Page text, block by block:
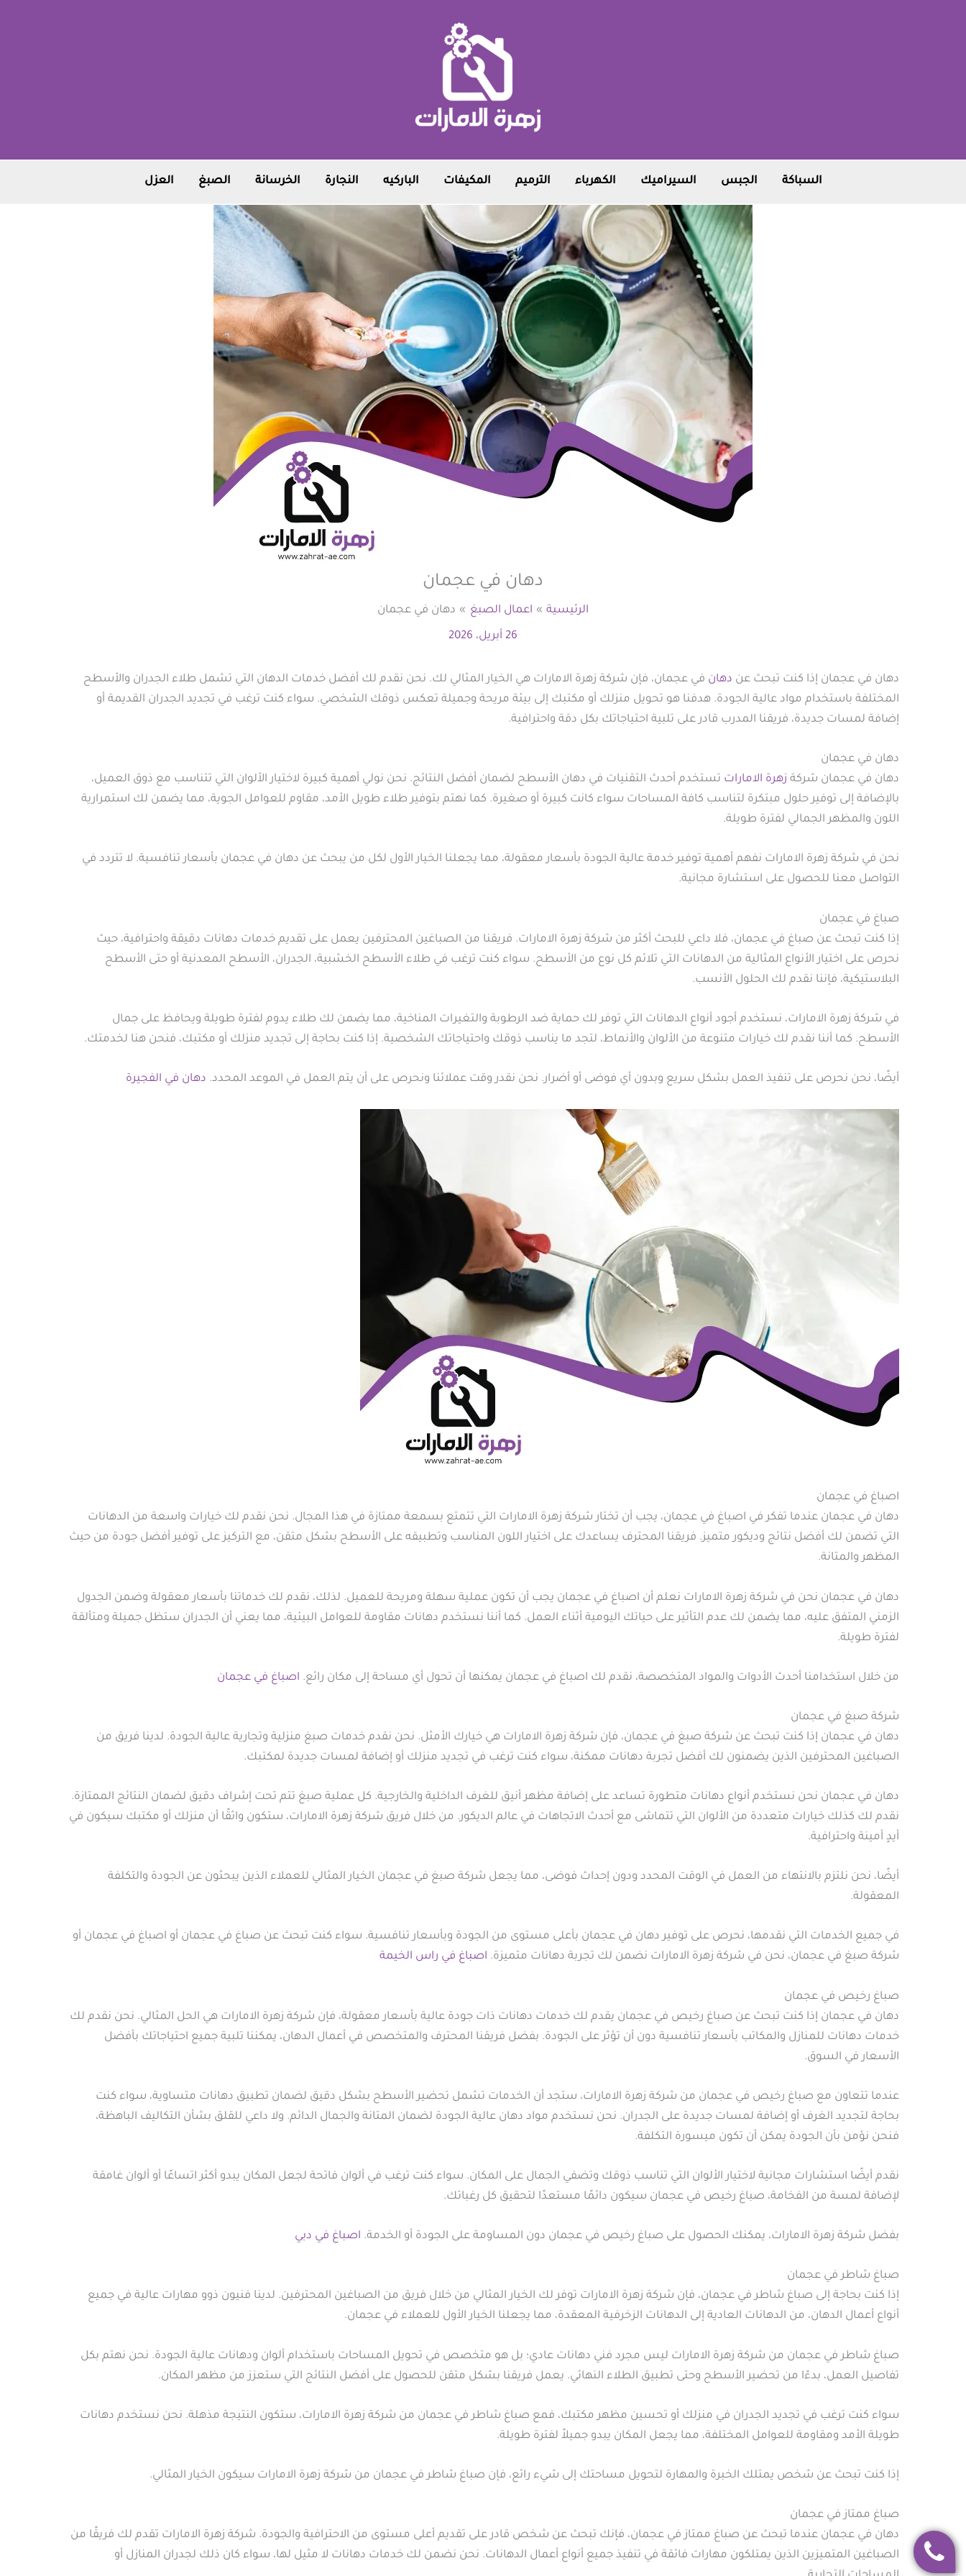
السباكة الجبس السيراميك الكهرباء الترميم المكيفات الباركيه النجارة الخرسانة الصبغ العزل
دهان في عجمان
الرئيسية اعمال الصبغ دهان في عجمان
26 أبريل، 2026
دهان في عجمان إذا كنت تبحث عن دهان في عجمان، فإن شركة زهرة الامارات هي الخيار المثالي لك. نحن نقدم لك أفضل خدمات الدهان التي تشمل طلاء الجدران والأسطح
المختلفة باستخدام مواد عالية الجودة. هدفنا هو تحويل منزلك أو مكتبك إلى بيئة مريحة وجميلة تعكس ذوقك الشخصي. سواء كنت ترغب في تجديد الجدران القديمة أو
إضافة لمسات جديدة، فريقنا المدرب قادر على تلبية احتياجاتك بكل دقة واحترافية.
دهان في عجمان
دهان في عجمان شركة زهرة الامارات تستخدم أحدث التقنيات في دهان الأسطح لضمان أفضل النتائج. نحن نولي أهمية كبيرة لاختيار الألوان التي تتناسب مع ذوق العميل،
بالإضافة إلى توفير حلول مبتكرة لتناسب كافة المساحات سواء كانت كبيرة أو صغيرة. كما نهتم بتوفير طلاء طويل الأمد، مقاوم للعوامل الجوية، مما يضمن لك استمرارية
اللون والمظهر الجمالي لفترة طويلة.
نحن في شركة زهرة الامارات نفهم أهمية توفير خدمة عالية الجودة بأسعار معقولة، مما يجعلنا الخيار الأول لكل من يبحث عن دهان في عجمان بأسعار تنافسية. لا تتردد في
التواصل معنا للحصول على استشارة مجانية.
صباغ في عجمان
إذا كنت تبحث عن صباغ في عجمان، فلا داعي للبحث أكثر من شركة زهرة الامارات. فريقنا من الصباغين المحترفين يعمل على تقديم خدمات دهانات دقيقة واحترافية، حيث
نحرص على اختيار الأنواع المثالية من الدهانات التي تلائم كل نوع من الأسطح. سواء كنت ترغب في طلاء الأسطح الخشبية، الجدران، الأسطح المعدنية أو حتى الأسطح
البلاستيكية، فإننا نقدم لك الحلول الأنسب.
في شركة زهرة الامارات، نستخدم أجود أنواع الدهانات التي توفر لك حماية ضد الرطوبة والتغيرات المناخية، مما يضمن لك طلاء يدوم لفترة طويلة ويحافظ على جمال
الأسطح. كما أننا نقدم لك خيارات متنوعة من الألوان والأنماط، لتجد ما يناسب ذوقك واحتياجاتك الشخصية. إذا كنت بحاجة إلى تجديد منزلك أو مكتبك، فنحن هنا لخدمتك.
أيضًا، نحن نحرص على تنفيذ العمل بشكل سريع وبدون أي فوضى أو أضرار. نحن نقدر وقت عملائنا ونحرص على أن يتم العمل في الموعد المحدد. دهان في الفجيرة
اصباغ في عجمان
دهان في عجمان عندما تفكر في اصباغ في عجمان، يجب أن تختار شركة زهرة الامارات التي تتمتع بسمعة ممتازة في هذا المجال. نحن نقدم لك خيارات واسعة من الدهانات
التي تضمن لك أفضل نتائج وديكور متميز. فريقنا المحترف يساعدك على اختيار اللون المناسب وتطبيقه على الأسطح بشكل متقن، مع التركيز على توفير أفضل جودة من حيث
المظهر والمتانة.
دهان في عجمان نحن في شركة زهرة الامارات نعلم أن اصباغ في عجمان يجب أن تكون عملية سهلة ومريحة للعميل. لذلك، نقدم لك خدماتنا بأسعار معقولة وضمن الجدول
الزمني المتفق عليه، مما يضمن لك عدم التأثير على حياتك اليومية أثناء العمل. كما أننا نستخدم دهانات مقاومة للعوامل البيئية، مما يعني أن الجدران ستظل جميلة ومتألقة
لفترة طويلة.
من خلال استخدامنا أحدث الأدوات والمواد المتخصصة، نقدم لك اصباغ في عجمان يمكنها أن تحول أي مساحة إلى مكان رائع. اصباغ في عجمان
شركة صبغ في عجمان
دهان في عجمان إذا كنت تبحث عن شركة صبغ في عجمان، فإن شركة زهرة الامارات هي خيارك الأمثل. نحن نقدم خدمات صبغ منزلية وتجارية عالية الجودة. لدينا فريق من
الصباغين المحترفين الذين يضمنون لك أفضل تجربة دهانات ممكنة، سواء كنت ترغب في تجديد منزلك أو إضافة لمسات جديدة لمكتبك.
دهان في عجمان نحن نستخدم أنواع دهانات متطورة تساعد على إضافة مظهر أنيق للغرف الداخلية والخارجية. كل عملية صبغ تتم تحت إشراف دقيق لضمان النتائج الممتازة.
نقدم لك كذلك خيارات متعددة من الألوان التي تتماشى مع أحدث الاتجاهات في عالم الديكور. من خلال فريق شركة زهرة الامارات، ستكون واثقًا أن منزلك أو مكتبك سيكون في
أيدٍ أمينة واحترافية.
أيضًا، نحن نلتزم بالانتهاء من العمل في الوقت المحدد ودون إحداث فوضى، مما يجعل شركة صبغ في عجمان الخيار المثالي للعملاء الذين يبحثون عن الجودة والتكلفة
المعقولة.
في جميع الخدمات التي نقدمها، نحرص على توفير دهان في عجمان بأعلى مستوى من الجودة وبأسعار تنافسية. سواء كنت تبحث عن صباغ في عجمان أو اصباغ في عجمان أو
شركة صبغ في عجمان، نحن في شركة زهرة الامارات نضمن لك تجربة دهانات متميزة. اصباغ في راس الخيمة
صباغ رخيص في عجمان
دهان في عجمان إذا كنت تبحث عن صباغ رخيص في عجمان يقدم لك خدمات دهانات ذات جودة عالية بأسعار معقولة، فإن شركة زهرة الامارات هي الحل المثالي. نحن نقدم لك
خدمات دهانات للمنازل والمكاتب بأسعار تنافسية دون أن تؤثر على الجودة. بفضل فريقنا المحترف والمتخصص في أعمال الدهان، يمكننا تلبية جميع احتياجاتك بأفضل
الأسعار في السوق.
عندما تتعاون مع صباغ رخيص في عجمان من شركة زهرة الامارات، ستجد أن الخدمات تشمل تحضير الأسطح بشكل دقيق لضمان تطبيق دهانات متساوية، سواء كنت
بحاجة لتجديد الغرف أو إضافة لمسات جديدة على الجدران. نحن نستخدم مواد دهان عالية الجودة لضمان المتانة والجمال الدائم. ولا داعي للقلق بشأن التكاليف الباهظة،
فنحن نؤمن بأن الجودة يمكن أن تكون ميسورة التكلفة.
نقدم أيضًا استشارات مجانية لاختيار الألوان التي تناسب ذوقك وتضفي الجمال على المكان. سواء كنت ترغب في ألوان فاتحة لجعل المكان يبدو أكثر اتساعًا أو ألوان غامقة
لإضافة لمسة من الفخامة، صباغ رخيص في عجمان سيكون دائمًا مستعدًا لتحقيق كل رغباتك.
بفضل شركة زهرة الامارات، يمكنك الحصول على صباغ رخيص في عجمان دون المساومة على الجودة أو الخدمة. اصباغ في دبي
صباغ شاطر في عجمان
إذا كنت بحاجة إلى صباغ شاطر في عجمان، فإن شركة زهرة الامارات توفر لك الخيار المثالي من خلال فريق من الصباغين المحترفين. لدينا فنيون ذوو مهارات عالية في جميع
أنواع أعمال الدهان، من الدهانات العادية إلى الدهانات الزخرفية المعقدة، مما يجعلنا الخيار الأول للعملاء في عجمان.
صباغ شاطر في عجمان من شركة زهرة الامارات ليس مجرد فني دهانات عادي؛ بل هو متخصص في تحويل المساحات باستخدام ألوان ودهانات عالية الجودة. نحن نهتم بكل
تفاصيل العمل، بدءًا من تحضير الأسطح وحتى تطبيق الطلاء النهائي. يعمل فريقنا بشكل متقن للحصول على أفضل النتائج التي ستعزز من مظهر المكان.
سواء كنت ترغب في تجديد الجدران في منزلك أو تحسين مظهر مكتبك، فمع صباغ شاطر في عجمان من شركة زهرة الامارات، ستكون النتيجة مذهلة. نحن نستخدم دهانات
طويلة الأمد ومقاومة للعوامل المختلفة، مما يجعل المكان يبدو جميلاً لفترة طويلة.
إذا كنت تبحث عن شخص يمتلك الخبرة والمهارة لتحويل مساحتك إلى شيء رائع، فإن صباغ شاطر في عجمان من شركة زهرة الامارات سيكون الخيار المثالي.
صباغ ممتاز في عجمان
دهان في عجمان عندما تبحث عن صباغ ممتاز في عجمان، فإنك تبحث عن شخص قادر على تقديم أعلى مستوى من الاحترافية والجودة. شركة زهرة الامارات تقدم لك فريقًا من
الصباغين المتميزين الذين يمتلكون مهارات فائقة في تنفيذ جميع أنواع أعمال الدهانات. نحن نضمن لك خدمات دهانات لا مثيل لها، سواء كان ذلك لجدران المنازل أو